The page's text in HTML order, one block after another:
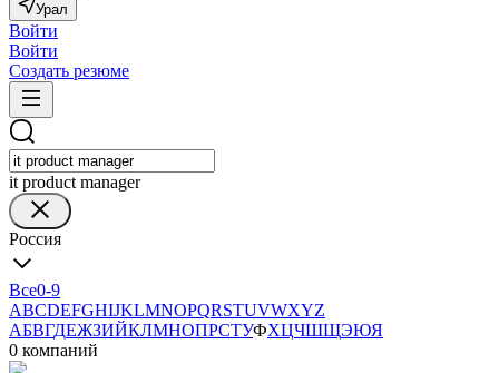
Урал
Войти
Войти
Создать резюме
it product manager
Россия
Все0-9
ABCDEFGHIJKLMNOPQRSTUVWXYZ
АБВГДЕЖЗИЙКЛМНОПРСТУФХЦЧШЩЭЮЯ
0 компаний